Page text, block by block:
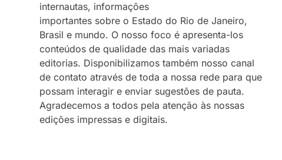
internautas, informações
importantes sobre o Estado do Rio de Janeiro,
Brasil e mundo. O nosso foco é apresenta-los
conteúdos de qualidade das mais variadas
editorias. Disponibilizamos também nosso canal
de contato através de toda a nossa rede para que
possam interagir e enviar sugestões de pauta.
Agradecemos a todos pela atenção às nossas
edições impressas e digitais.